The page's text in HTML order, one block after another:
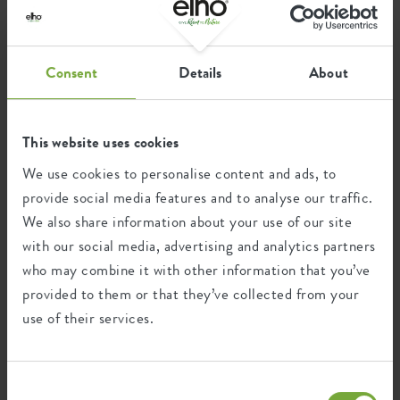
Consent Details About
This website uses cookies
We use cookies to personalise content and ads, to
provide social media features and to analyse our traffic.
We also share information about your use of our site
with our social media, advertising and analytics partners
who may combine it with other information that you’ve
provided to them or that they’ve collected from your
use of their services.
Certificaten Garantie
99
UV-beschermd
vorstbestendig
Milieu voetafdruk